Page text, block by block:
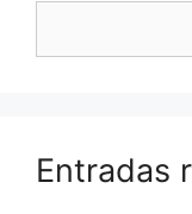
Entradas